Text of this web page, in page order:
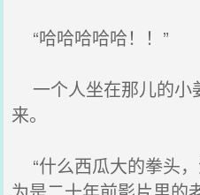
“哈哈哈哈哈！！”
一个人坐在那儿的小
来。
“什么西瓜大的拳头